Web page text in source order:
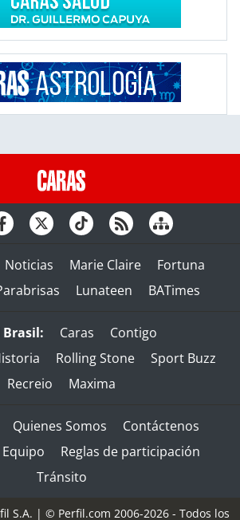
Noticias Marie Claire
Fortuna
Lunateen BATimes
Caras
Contigo
Rolling Stone
Sport Buzz
Recreio
Maxima
Quienes Somos
Contáctenos
Equipo
Reglas de participación
Tránsito
S.A. | © Perfil.com 2006-2026 - Todos los